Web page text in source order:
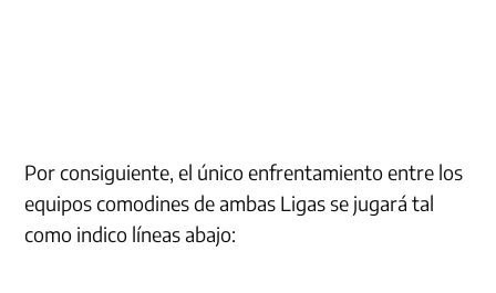
Por consiguiente, el único enfrentamiento entre los
equipos comodines de ambas Ligas se jugará tal
como indico líneas abajo: